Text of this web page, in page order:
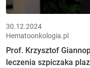
30.12.2024
Hematoonkologia.pl
Prof. Krzysztof
leczenia szpiczaka